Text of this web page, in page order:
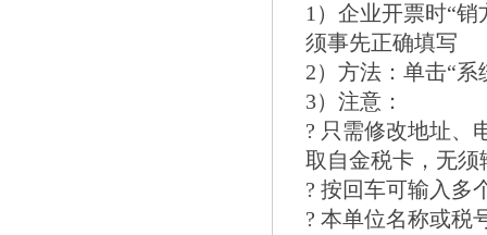
1）企业开票时“
须事先正确填写
2）方法：单击“
3）注意：
? 只需修改地址、
取自金税卡，无
? 按回车可输入多
? 本单位名称或税